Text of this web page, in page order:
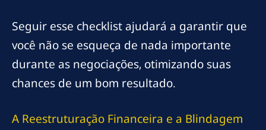
Seguir esse checklist ajudará a garantir que
você não se esqueça de nada importante
durante as negociações, otimizando suas
chances de um bom resultado.
A Reestruturação Financeira e a Blindagem